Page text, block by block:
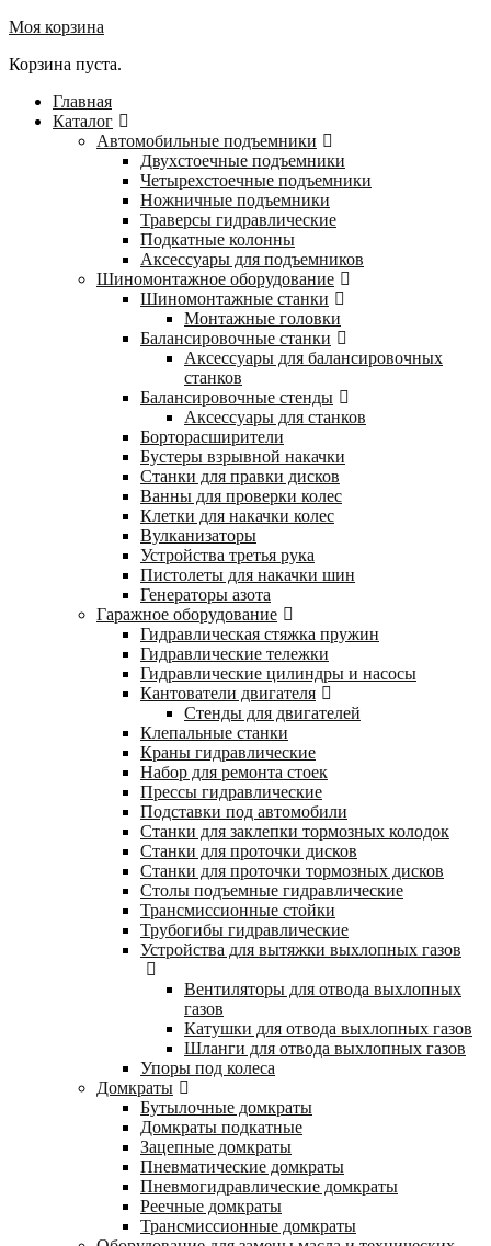
Моя корзина
Корзина пуста.
Главная
Каталог
Автомобильные подъемники
Двухстоечные подъемники
Четырехстоечные подъемники
Ножничные подъемники
Траверсы гидравлические
Подкатные колонны
Аксессуары для подъемников
Шиномонтажное оборудование
Шиномонтажные станки
Монтажные головки
Балансировочные станки
Аксессуары для балансировочных
станков
Балансировочные стенды
Аксессуары для станков
Борторасширители
Бустеры взрывной накачки
Станки для правки дисков
Ванны для проверки колес
Клетки для накачки колес
Вулканизаторы
Устройства третья рука
Пистолеты для накачки шин
Генераторы азота
Гаражное оборудование
Гидравлическая стяжка пружин
Гидравлические тележки
Гидравлические цилиндры и насосы
Кантователи двигателя
Стенды для двигателей
Клепальные станки
Краны гидравлические
Набор для ремонта стоек
Прессы гидравлические
Подставки под автомобили
Станки для заклепки тормозных колодок
Станки для проточки дисков
Станки для проточки тормозных дисков
Столы подъемные гидравлические
Трансмиссионные стойки
Трубогибы гидравлические
Устройства для вытяжки выхлопных газов
Вентиляторы для отвода выхлопных
газов
Катушки для отвода выхлопных газов
Шланги для отвода выхлопных газов
Упоры под колеса
Домкраты
Бутылочные домкраты
Домкраты подкатные
Зацепные домкраты
Пневматические домкраты
Пневмогидравлические домкраты
Реечные домкраты
Трансмиссионные домкраты